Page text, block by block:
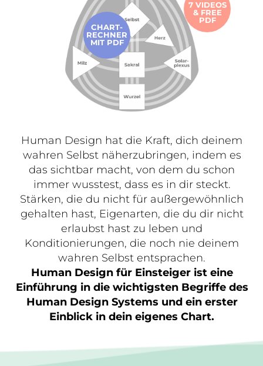
CHART-
RECHNER
MIT PDF
7 VIDEOS
& FREE
PDF
Human Design hat die Kraft, dich deinem
wahren Selbst näherzubringen, indem es
das sichtbar macht, von dem du schon
immer wusstest, dass es in dir steckt.
Stärken, die du nicht für außergewöhnlich
gehalten hast, Eigenarten, die du dir nicht
erlaubst hast zu leben und
Konditionierungen, die noch nie deinem
wahren Selbst entsprachen.
Human Design für Einsteiger ist eine
Einführung in die wichtigsten Begriffe des
Human Design Systems und ein erster
Einblick in dein eigenes Chart.